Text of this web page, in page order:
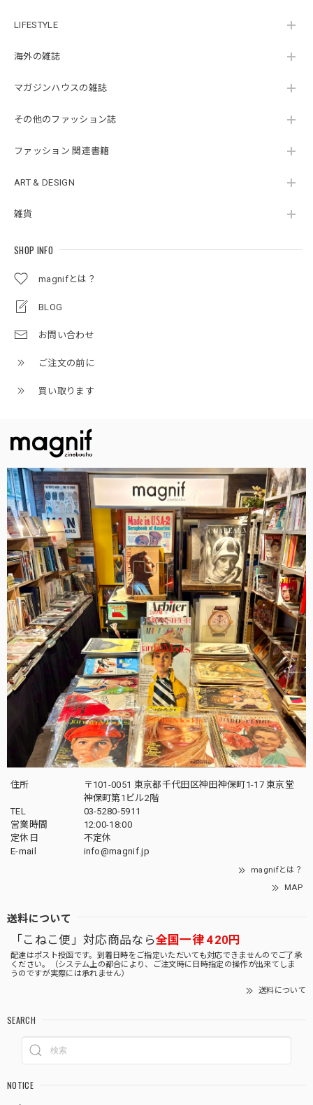
LIFESTYLE
海外の雑誌
マガジンハウスの雑誌
その他のファッション誌
ファッション 関連書籍
ART & DESIGN
雑貨
SHOP INFO
magnifとは？
BLOG
お問い合わせ
ご注文の前に
買い取ります
住所
〒101-0051 東京都千代田区神田神保町1-17 東京堂
神保町第1ビル2階
TEL
03-5280-5911
営業時間
12:00-18:00
定休日
不定休
E-mail
info@magnif.jp
magnifとは？
MAP
送料について
「こねこ便」対応商品なら全国一律 420円
配達はポスト投函です。到着日時をご指定いただいても対応できませんのでご了承
ください。（システム上の都合により、ご注文時に日時指定の操作が出来てしま
うのですが実際には承れません）
送料について
SEARCH
NOTICE